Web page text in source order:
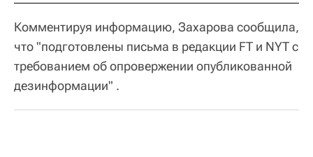
Комментируя информацию, Захарова сообщила,
что "подготовлены письма в редакции FT и NYT с
требованием об опровержении опубликованной
дезинформации" .